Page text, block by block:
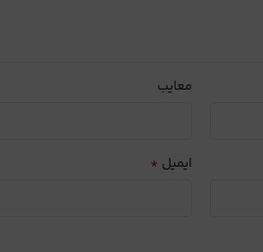
معایب
ایمیل *